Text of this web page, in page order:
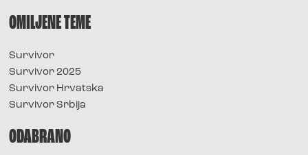
OMILJENE TEME
Survivor
Survivor 2025
Survivor Hrvatska
Survivor Srbija
ODABRANO